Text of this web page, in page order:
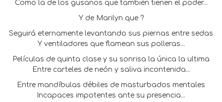
Como la de los gusanos que también tienen el poder...
Y de Marilyn que ?
Seguirá eternamente levantando sus piernas entre sedas
Y ventiladores que flamean sus polleras...
Películas de quinta clase y su sonrisa la única la ultima
Entre carteles de neón y saliva incontenida...
Entre mandíbulas débiles de masturbados mentales
Incapaces impotentes ante su presencia...